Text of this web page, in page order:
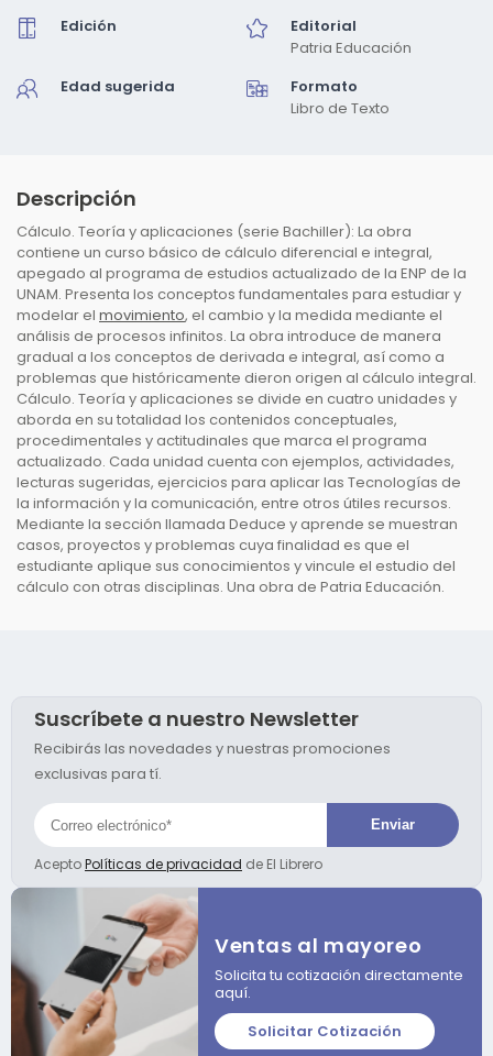
Edición
Editorial
Patria Educación
Edad sugerida
Formato
Libro de Texto
Descripción
Cálculo. Teoría y aplicaciones (serie Bachiller): La obra
contiene un curso básico de cálculo diferencial e integral,
apegado al programa de estudios actualizado de la ENP de la
UNAM. Presenta los conceptos fundamentales para estudiar y
modelar el movimiento, el cambio y la medida mediante el
análisis de procesos infinitos. La obra introduce de manera
gradual a los conceptos de derivada e integral, así como a
problemas que históricamente dieron origen al cálculo integral.
Cálculo. Teoría y aplicaciones se divide en cuatro unidades y
aborda en su totalidad los contenidos conceptuales,
procedimentales y actitudinales que marca el programa
actualizado. Cada unidad cuenta con ejemplos, actividades,
lecturas sugeridas, ejercicios para aplicar las Tecnologías de
la información y la comunicación, entre otros útiles recursos.
Mediante la sección llamada Deduce y aprende se muestran
casos, proyectos y problemas cuya finalidad es que el
estudiante aplique sus conocimientos y vincule el estudio del
cálculo con otras disciplinas. Una obra de Patria Educación.
Suscríbete a nuestro Newsletter
Recibirás las novedades y nuestras promociones
exclusivas para tí.
AceptoPolíticas de privacidad de El Librero
Ventas al mayoreo
Solicita tu cotización directamente
aquí.
Solicitar Cotización